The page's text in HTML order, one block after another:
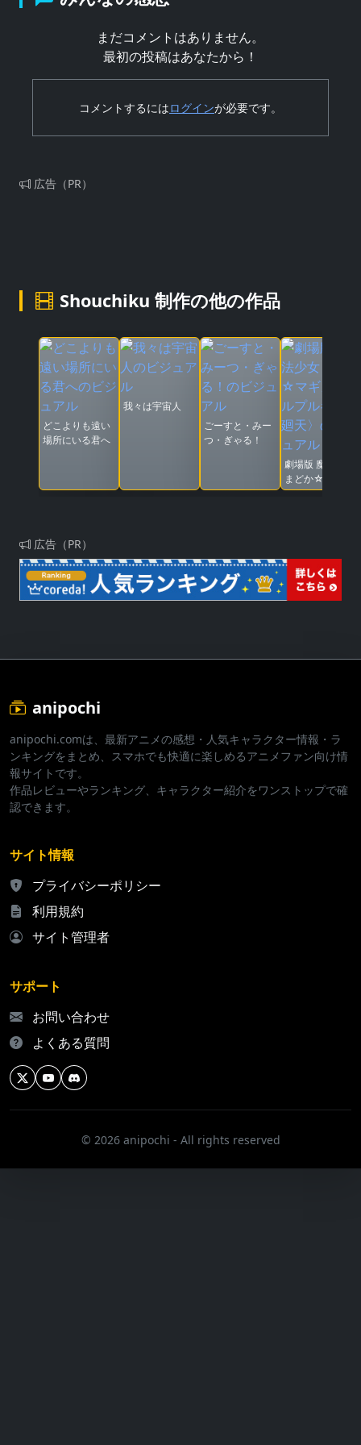
まだコメントはありません。
最初の投稿はあなたから！
コメントするにはログインが必要です。
広告（PR）
Shouchiku 制作の他の作品
どこよりも遠い
場所にいる君へ
我々は宇宙人
ごーすと・みー
つ・ぎゃる！
劇場版 魔法少女
まどか☆マギカ
〈ワルプルギス
広告（PR）
anipochi
anipochi.comは、最新アニメの感想・人気キャラクター情報・ラ
ンキングをまとめ、スマホでも快適に楽しめるアニメファン向け情
報サイトです。
作品レビューやランキング、キャラクター紹介をワンストップで確
認できます。
サイト情報
プライバシーポリシー
利用規約
サイト管理者
サポート
お問い合わせ
よくある質問
© 2026 anipochi - All rights reserved